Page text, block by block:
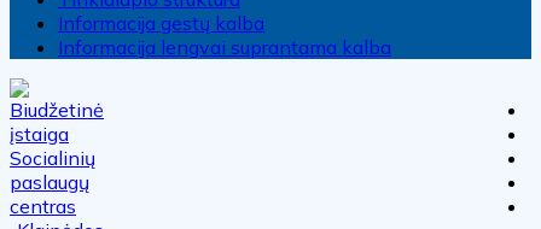
Informacija gestų kalba
Informacija lengvai suprantama kalba